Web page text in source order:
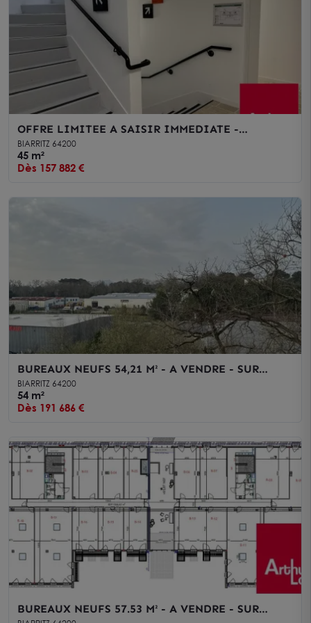
OFFRE LIMITEE A SAISIR IMMEDIATE -
BUREAUX NEUFS - A VENDRE SUR BIARRITZ
BIARRITZ 64200
45 m²
Dès 157 882 €
BUREAUX NEUFS 54,21 M² - A VENDRE - SUR
BIARRITZ QUARTIER AEROPORT
BIARRITZ 64200
54 m²
Dès 191 686 €
BUREAUX NEUFS 57.53 M² - A VENDRE - SUR